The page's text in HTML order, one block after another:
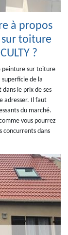
à propos
sur toiture
?
peinture sur toiture
superficie de la
le prix de ses
adresser. Il faut
du marché.
vous pourrez
concurrents dans